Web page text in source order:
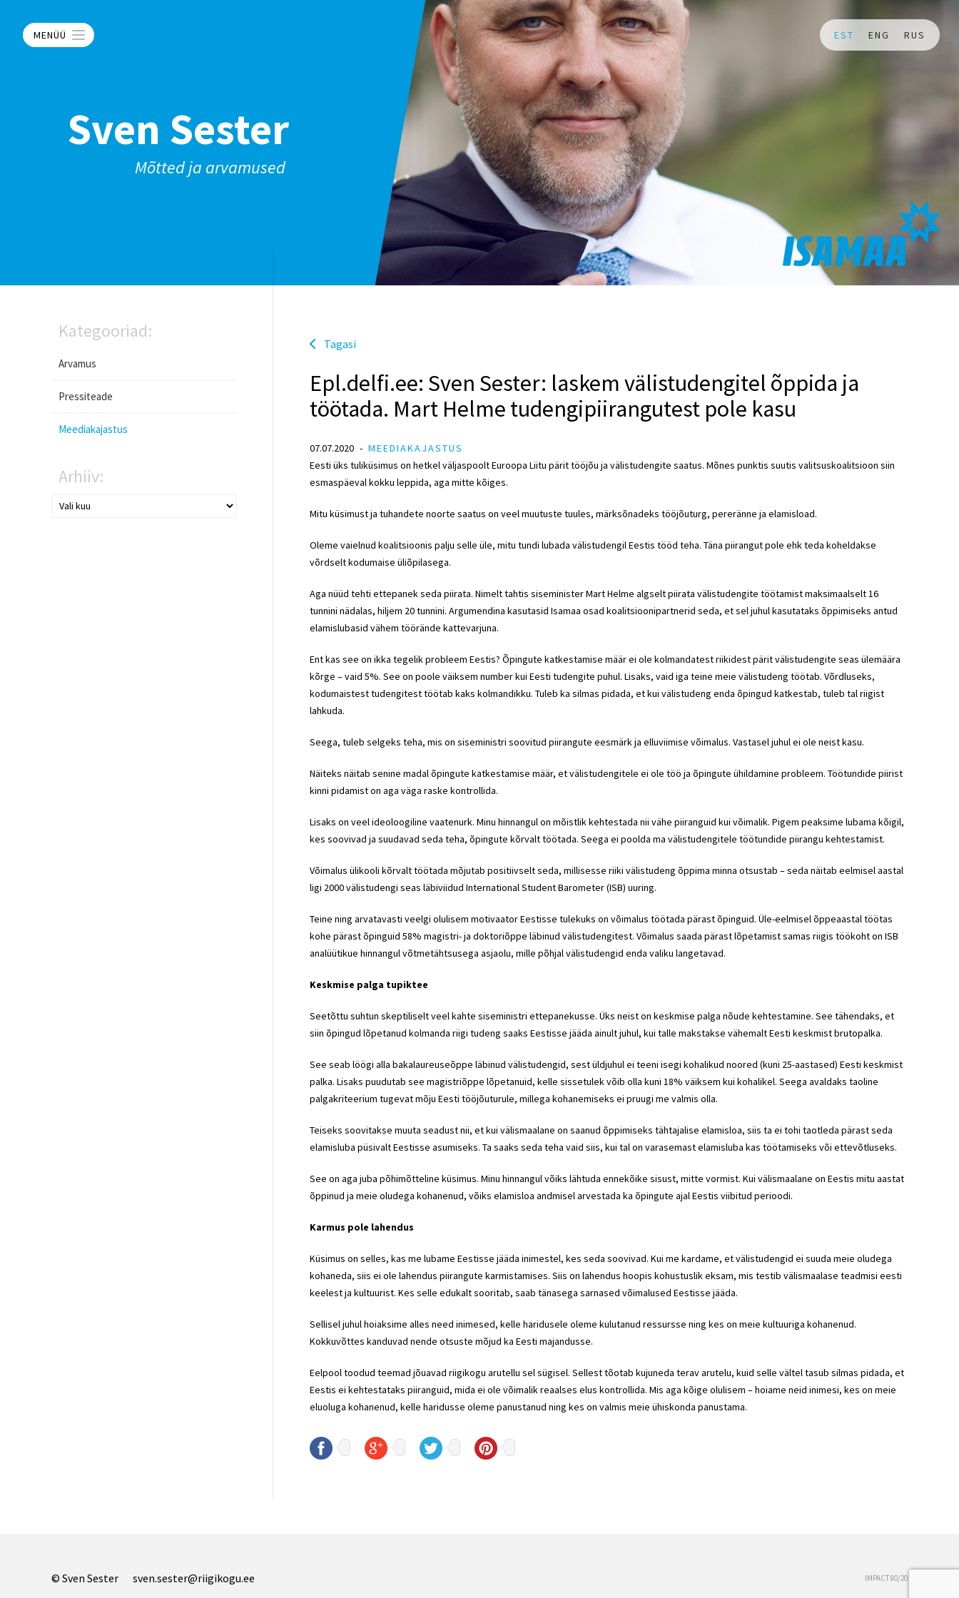
MENÜÜ EST ENG RUS
Sven Sester
Mõtted ja arvamused
Kategooriad:
Arvamus
Pressiteade
Meediakajastus
Arhiiv:
Tagasi
Epl.delfi.ee: Sven Sester: laskem välistudengitel õppida ja
töötada. Mart Helme tudengipiirangutest pole kasu
07.07.2020
MEEDIAKAJASTUS
Eesti üks tuliküsimus on hetkel väljaspoolt Euroopa Liitu pärit tööjõu ja välistudengite saatus. Mõnes punktis suutis valitsuskoalitsioon siin
esmaspäeval kokku leppida, aga mitte kõiges.
Mitu küsimust ja tuhandete noorte saatus on veel muutuste tuules, märksõnadeks tööjõuturg, pereränne ja elamisload.
Oleme vaielnud koalitsioonis palju selle üle, mitu tundi lubada välistudengil Eestis tööd teha. Täna piirangut pole ehk teda koheldakse
võrdselt kodumaise üliõpilasega.
Aga nüüd tehti ettepanek seda piirata. Nimelt tahtis siseministerMart Helme algselt piirata välistudengite töötamist maksimaalselt 16
tunnini nädalas, hiljem 20 tunnini. Argumendina kasutasid Isamaa osad koalitsioonipartnerid seda, et sel juhul kasutataks õppimiseks antud
elamislubasid vähem töörände kattevarjuna.
Ent kas see on ikka tegelik probleem Eestis? Õpingute katkestamise määr ei ole kolmandatest riikidest pärit välistudengite seas ülemäära
kõrge – vaid 5%. See on poole väiksem number kui Eesti tudengite puhul. Lisaks, vaid iga teine meie välistudeng töötab. Võrdluseks,
kodumaistest tudengitest töötab kaks kolmandikku. Tuleb ka silmas pidada, et kui välistudeng enda õpingud katkestab, tuleb tal riigist
lahkuda.
Seega, tuleb selgeks teha, mis on siseministri soovitud piirangute eesmärk ja elluviimise võimalus. Vastasel juhul ei ole neist kasu.
Näiteks näitab senine madal õpingute katkestamise määr, et välistudengitele ei ole töö ja õpingute ühildamine probleem. Töötundide piirist
kinni pidamist on aga väga raske kontrollida.
Lisaks on veel ideoloogiline vaatenurk. Minu hinnangul on mõistlik kehtestada nii vähe piiranguid kui võimalik. Pigem peaksime lubama kõigil,
kes soovivad ja suudavad seda teha, õpingute kõrvalt töötada. Seega ei poolda ma välistudengitele töötundide piirangu kehtestamist.
Võimalus ülikooli kõrvalt töötada mõjutab positiivselt seda, millisesse riiki välistudeng õppima minna otsustab – seda näitab eelmisel aastal
ligi 2000 välistudengi seas läbiviidud International Student Barometer (ISB) uuring.
Teine ning arvatavasti veelgi olulisem motivaator Eestisse tulekuks on võimalus töötada pärast õpinguid. Üle-eelmisel õppeaastal töötas
kohe pärast õpinguid 58% magistri- ja doktoriõppe läbinud välistudengitest. Võimalus saada pärast lõpetamist samas riigis töökoht on ISB
analüütikue hinnangul võtmetähtsusega asjaolu, mille põhjal välistudengid enda valiku langetavad.
Keskmise palga tupiktee
Seetõttu suhtun skeptiliselt veel kahte siseministri ettepanekusse. Üks neist on keskmise palga nõude kehtestamine. See tähendaks, et
siin õpingud lõpetanud kolmanda riigi tudeng saaks Eestisse jääda ainult juhul, kui talle makstakse vähemalt Eesti keskmist brutopalka.
See seab löögi alla bakalaureuseõppe läbinud välistudengid, sest üldjuhul ei teeni isegi kohalikud noored (kuni 25-aastased) Eesti keskmist
palka. Lisaks puudutab see magistriõppe lõpetanuid, kelle sissetulek võib olla kuni 18% väiksem kui kohalikel. Seega avaldaks taoline
palgakriteerium tugevat mõju Eesti tööjõuturule, millega kohanemiseks ei pruugi me valmis olla.
Teiseks soovitakse muuta seadust nii, et kui välismaalane on saanud õppimiseks tähtajalise elamisloa, siis ta ei tohi taotleda pärast seda
elamisluba püsivalt Eestisse asumiseks. Ta saaks seda teha vaid siis, kui tal on varasemast elamisluba kas töötamiseks või ettevõtluseks.
See on aga juba põhimõtteline küsimus. Minu hinnangul võiks lähtuda ennekõike sisust, mitte vormist. Kui välismaalane on Eestis mitu aastat
õppinud ja meie oludega kohanenud, võiks elamisloa andmisel arvestada ka õpingute ajal Eestis viibitud perioodi.
Karmus pole lahendus
Küsimus on selles, kas me lubame Eestisse jääda inimestel, kes seda soovivad. Kui me kardame, et välistudengid ei suuda meie oludega
kohaneda, siis ei ole lahendus piirangute karmistamises. Siis on lahendus hoopis kohustuslik eksam, mis testib välismaalase teadmisi eesti
keelest ja kultuurist. Kes selle edukalt sooritab, saab tänasega sarnased võimalused Eestisse jääda.
Sellisel juhul hoiaksime alles need inimesed, kelle haridusele oleme kulutanud ressursse ning kes on meie kultuuriga kohanenud.
Kokkuvõttes kanduvad nende otsuste mõjud ka Eesti majandusse.
Eelpool toodud teemad jõuavad riigikogu arutellu sel sügisel. Sellest tõotab kujuneda terav arutelu, kuid selle vältel tasub silmas pidada, et
Eestis ei kehtestataks piiranguid, mida ei ole võimalik reaalses elus kontrollida. Mis aga kõige olulisem – hoiame neid inimesi, kes on meie
eluoluga kohanenud, kelle haridusse oleme panustanud ning kes on valmis meie ühiskonda panustama.
IMPACT 80/20
© Sven Sester sven.sester@riigikogu.ee